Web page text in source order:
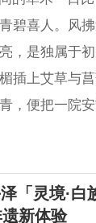
碧喜人。风
，是独属于
插上艾草与
，便把一院
「灵境·
新体验